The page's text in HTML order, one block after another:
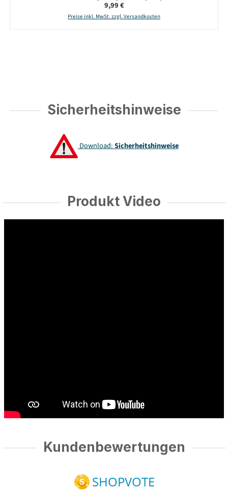
Regulärer Preis:
9,99 €
Preise inkl. MwSt. zzgl. Versandkosten
Sicherheitshinweise
Download:Sicherheitshinweise
Produkt Video
Kundenbewertungen